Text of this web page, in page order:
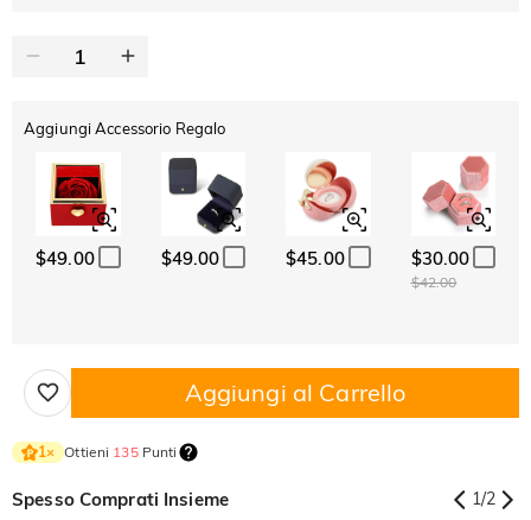
Aggiungi Accessorio Regalo
$49.00 $49.00 $45.00 $30.00
$42.00
Aggiungi al Carrello
1× Ottieni 135Punti
Spesso Comprati Insieme 1/2